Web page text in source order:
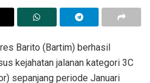
Barito (Bartim) berhasil
kejahatan jalanan kategori 3C
sepanjang periode Januari